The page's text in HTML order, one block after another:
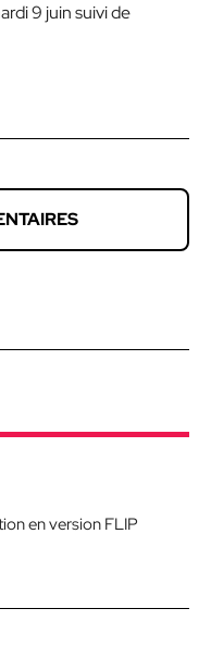
9 juin suivi de
en version FLIP